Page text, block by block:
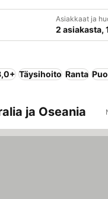
Asiakkaat ja
2 asiakasta,
Täysihoito Ranta
ja Oseania